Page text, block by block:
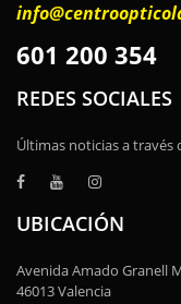
601 200 354
REDES SOCIALES
Últimas noticias a través
UBICACIÓN
Avenida Amado Granell
46013 Valencia